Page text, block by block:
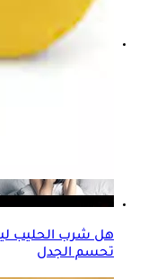
ماذا يحدث لجسمك
هل شرب الحليب
تحسم الجدل